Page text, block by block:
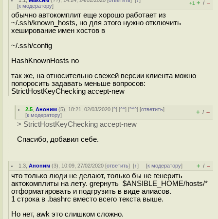
[к модератору] +1 + / –
обычно автокомплит еще хорошо работает из
~/.ssh/known_hosts, но для этого нужно отключить
хеширование имен хостов в
~/.ssh/config
HashKnownHosts no
так же, на относительно свежей версии клиента можно
попоросить задавать меньше вопросов:
StrictHostKeyChecking accept-new
2.5 ,Аноним (5), 18:21, 02/03/2020 [^] [^^] [^^^] [ответить]
[к модератору] + / –
> StrictHostKeyChecking accept-new
Спасибо, добавил себе.
1.3 ,Аноним (3), 10:09, 27/02/2020 [ответить][↑] [к модератору] + / –
что только люди не делают, только бы не генерить
актокомплиты на лету. grepнуть $ANSIBLE_HOME/hosts/*
отформатировать и подгрузить в виде алиасов.
1 строка в .bashrc вместо всего текста выше.
Но нет, awk это слишком сложно.